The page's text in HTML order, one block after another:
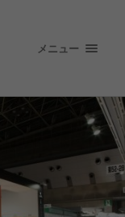
メニュー